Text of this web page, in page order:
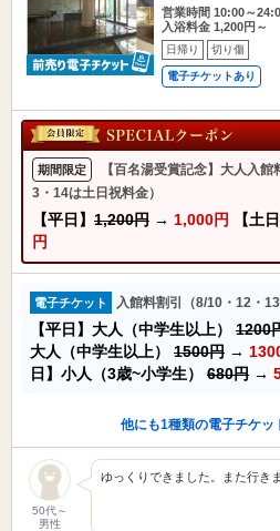
営業時間 10:00～
入浴料金 1,200円～
日帰り 切り傷
電子チケットあり
期間限定
【百名湯受賞記念】大人入
3・14は土日祝料金）
【平日】 1,200円 → 1,000円 【土
円
電子チケット 入館料割引（8/10・12・
【平日】大人（中学生以上） 1200
大人（中学生以上） 1500円 →
日】小人（3歳~小学生） 680円 →
他にも1種類の電子チケッ
50代～
男性
ゆっくりできました。また行きま